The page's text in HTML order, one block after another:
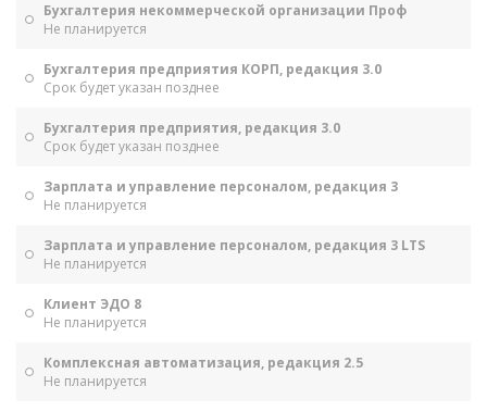
Бухгалтерия некоммерческой организации Проф
Не планируется
Бухгалтерия предприятия КОРП, редакция 3.0
Срок будет указан позднее
Бухгалтерия предприятия, редакция 3.0
Срок будет указан позднее
Зарплата и управление персоналом, редакция 3
Не планируется
Зарплата и управление персоналом, редакция 3 LTS
Не планируется
Клиент ЭДО 8
Не планируется
Комплексная автоматизация, редакция 2.5
Не планируется